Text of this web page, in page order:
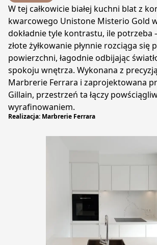
W tej całkowicie białej kuchni blat z
kwarcowego Unistone Misterio Gold
dokładnie tyle kontrastu, ile
złote żyłkowanie płynnie rozciąga się
powierzchni, łagodnie odbijając
spokoju wnętrza. Wykonana z
Marbrerie Ferrara i zaprojektowana
Gillain, przestrzeń ta łączy
wyrafinowaniem.
Realizacja: Marbrerie Ferrara